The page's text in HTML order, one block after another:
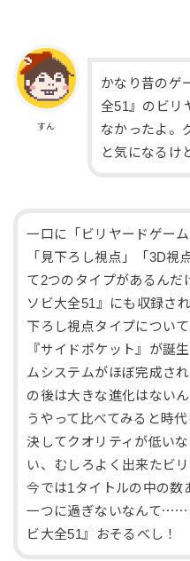
すん
かなり昔のゲ
全51』のビリ
なかったよ。
と気になるけ
一口に「ビリヤードゲー
「見下ろし視点」「3D視
て2つのタイプがあるんだ
ソビ大全51』にも収録さ
下ろし視点タイプについ
『サイドポケット』が誕
ムシステムがほぼ完成さ
の後は大きな進化はない
うやって比べてみると時代
決してクオリティが低い
い、むしろよく出来たビ
今では1タイトルの中の数
一つに過ぎないなんて⋯⋯
ビ大全51』おそるべし！